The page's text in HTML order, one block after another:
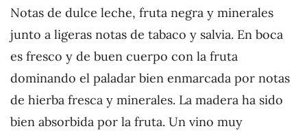
Notas de dulce leche, fruta negra y minerales
junto a ligeras notas de tabaco y salvia. En boca
es fresco y de buen cuerpo con la fruta
dominando el paladar bien enmarcada por notas
de hierba fresca y minerales. La madera ha sido
bien absorbida por la fruta. Un vino muy